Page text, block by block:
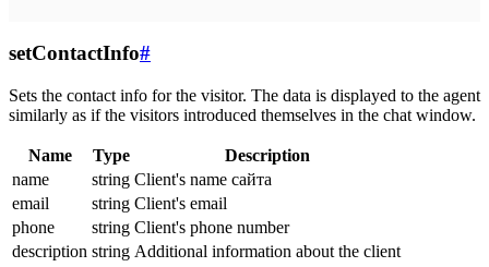
setContactInfo#
Sets the contact info for the visitor. The data is displayed to the agent
similarly as if the visitors introduced themselves in the chat window.
Name Type
Description
name
string Client's name сайта
email
string Client's email
phone
string Client's phone number
description string Additional information about the client